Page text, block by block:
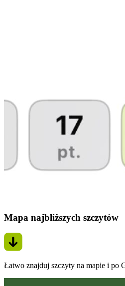
Mapa najbliższych szczytów
Łatwo znajduj szczyty na mapie i po